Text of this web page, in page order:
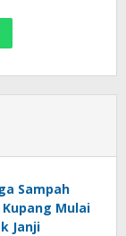
Sampah
Mulai
Janji